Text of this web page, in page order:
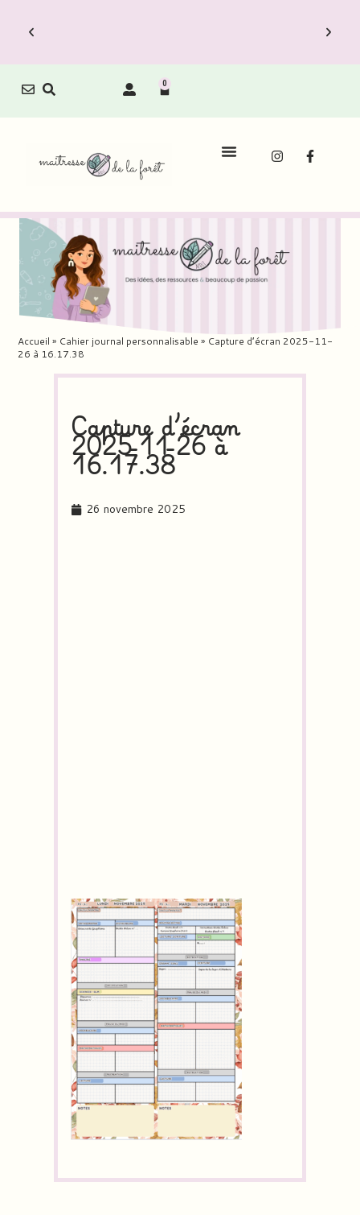
Le Carnet de Direction est dispo !
0
Accueil » Cahier journal personnalisable » Capture d’écran 2025-11-
26 à 16.17.38
Capture d’écran
2025-11-26 à
16.17.38
26 novembre 2025